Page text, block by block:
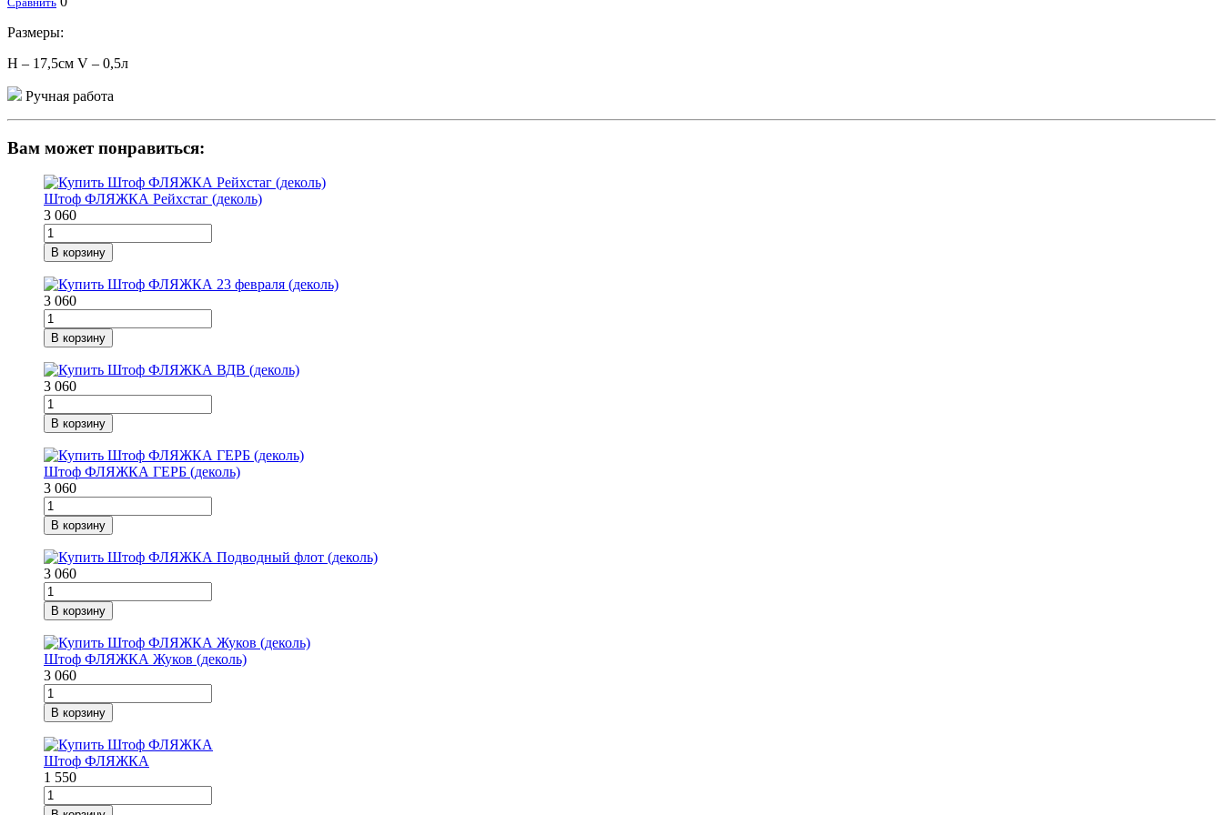
Размеры:
H – 17,5см V – 0,5л
Ручная работа
Вам может понравиться:
Штоф ФЛЯЖКА Рейхстаг (деколь)
3 060
В корзину
3 060
В корзину
3 060
В корзину
Штоф ФЛЯЖКА ГЕРБ (деколь)
3 060
В корзину
3 060
В корзину
Штоф ФЛЯЖКА Жуков (деколь)
3 060
В корзину
Штоф ФЛЯЖКА
1 550